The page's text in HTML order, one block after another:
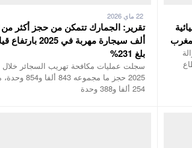
ألف سيجارة مهربة في 2025
بلغ 231%
سجلت عمليات مكافحة تهريب السجائر
2025 حجز ما مجموعه 843
254 ألفا و388 وحدة